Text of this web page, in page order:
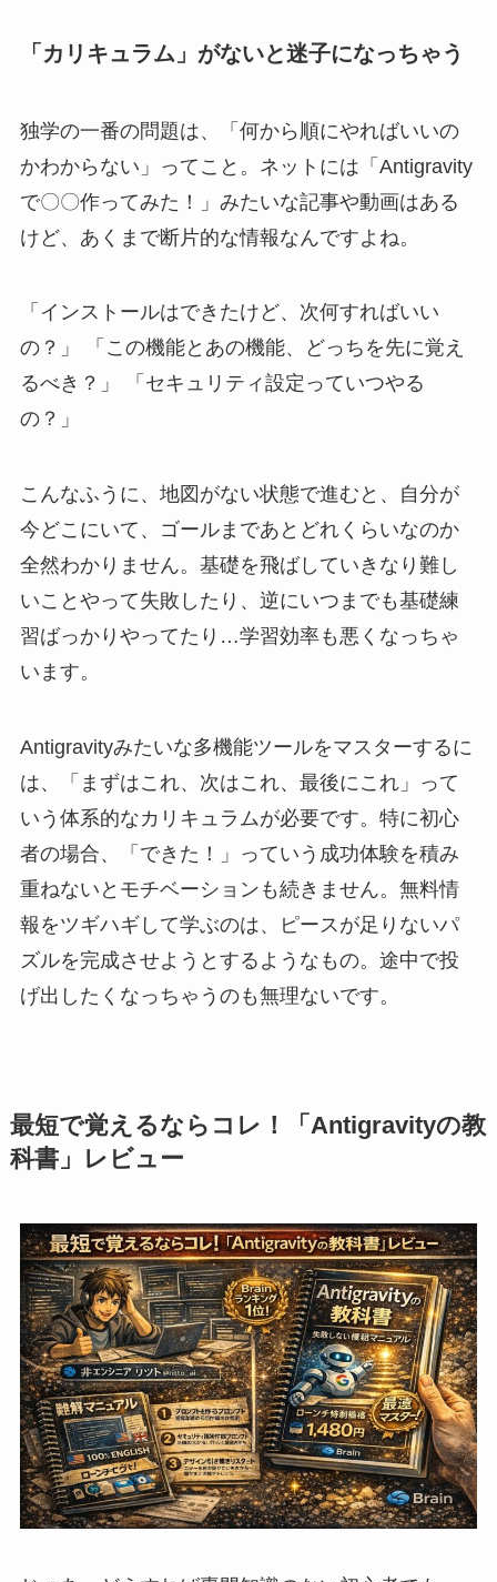
「カリキュラム」がないと迷子になっちゃう
独学の一番の問題は、「何から順にやればいいの
かわからない」ってこと。ネットには「Antigravity
で〇〇作ってみた！」みたいな記事や動画はある
けど、あくまで断片的な情報なんですよね。
「インストールはできたけど、次何すればいい
の？」 「この機能とあの機能、どっちを先に覚え
るべき？」 「セキュリティ設定っていつやる
の？」
こんなふうに、地図がない状態で進むと、自分が
今どこにいて、ゴールまであとどれくらいなのか
全然わかりません。基礎を飛ばしていきなり難し
いことやって失敗したり、逆にいつまでも基礎練
習ばっかりやってたり…学習効率も悪くなっちゃ
います。
Antigravityみたいな多機能ツールをマスターするに
は、「まずはこれ、次はこれ、最後にこれ」って
いう体系的なカリキュラムが必要です。特に初心
者の場合、「できた！」っていう成功体験を積み
重ねないとモチベーションも続きません。無料情
報をツギハギして学ぶのは、ピースが足りないパ
ズルを完成させようとするようなもの。途中で投
げ出したくなっちゃうのも無理ないです。
最短で覚えるならコレ！「Antigravityの教
科書」レビュー